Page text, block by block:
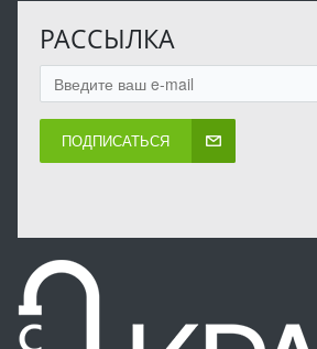
РАССЫЛКА
ПОДПИСАТЬСЯ